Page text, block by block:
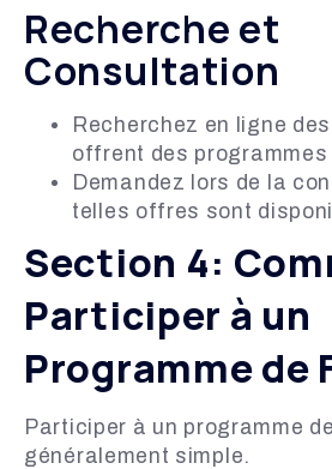
Recherche et
Consultation
Recherchez en ligne
offrent des
Demandez lors de la
telles offres sont
Section 4:
Participer à un
Programme de
Participer à un programme
généralement simple.